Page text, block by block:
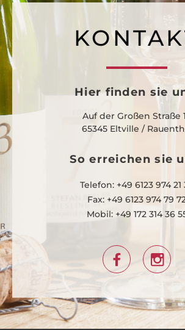
Hier finden sie
Auf der Großen Straße
65345 Eltville /
So erreichen sie
Telefon: +49 6123 974 21
Fax: +49 6123 974 79
Mobil: +49 172 314 36